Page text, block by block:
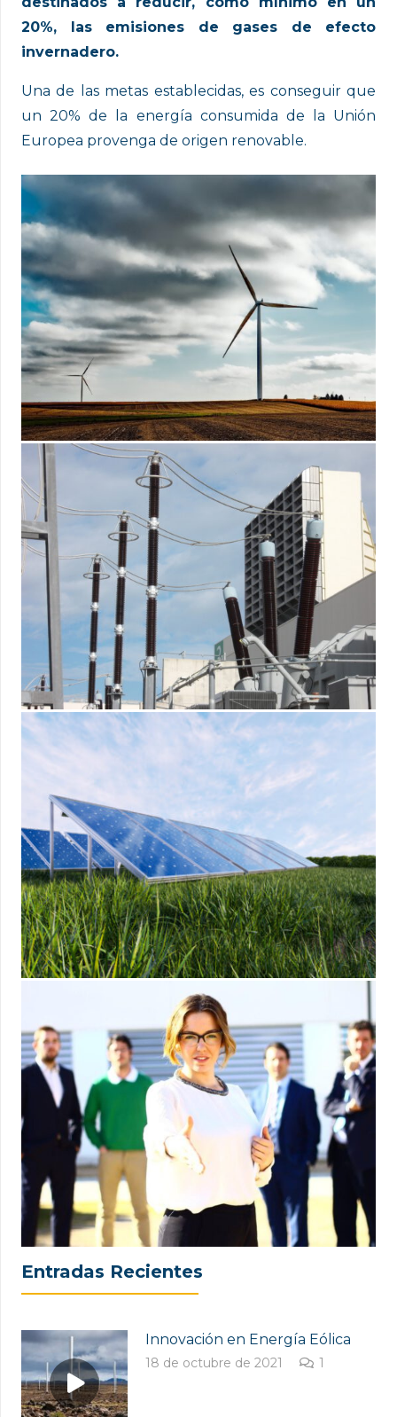
20%, las emisiones de gases de efecto
invernadero.
Una de las metas establecidas, es conseguir que
un 20% de la energía consumida de la Unión
Europea provenga de origen renovable.
Entradas Recientes
Innovación en Energía Eólica
18 de octubre de 2021 1